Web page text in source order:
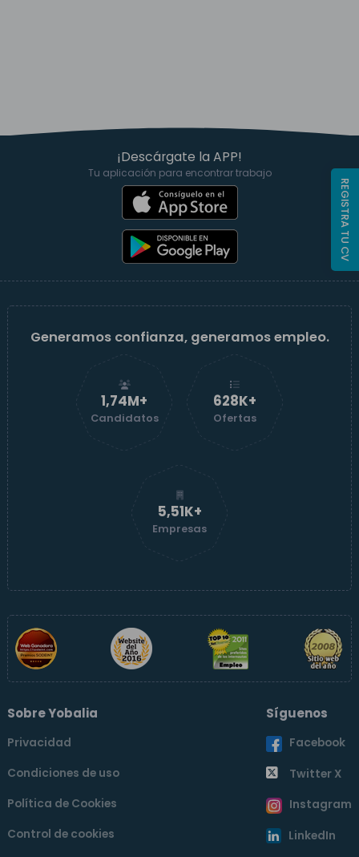
¡Descárgate la APP!
Tu aplicación para encontrar trabajo
Generamos confianza, generamos empleo.
1,74M+
Candidatos
629K+
Ofertas
5,52K+
Empresas
Sobre Yobalia
Privacidad
Condiciones de uso
Política de Cookies
Control de cookies
Síguenos
Facebook
Twitter X
Instagram
LinkedIn
REGISTRA TU CV